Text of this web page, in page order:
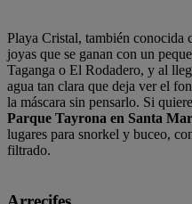
Playa Cristal, también conocida
joyas que se ganan con un
Taganga o El Rodadero, y al
agua tan clara que deja ver el
la máscara sin pensarlo. Si
Parque Tayrona en Santa
lugares para snorkel y buceo,
filtrado.